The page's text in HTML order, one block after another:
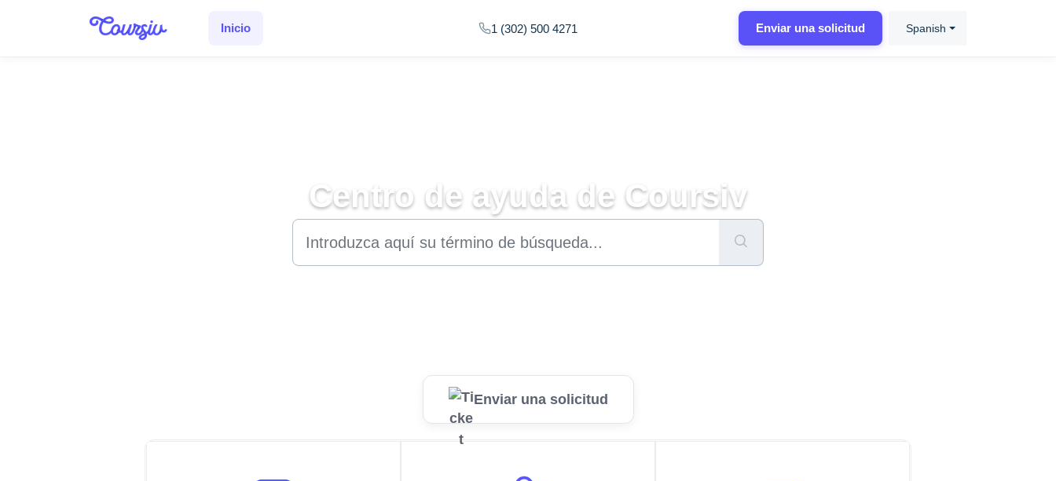
Inicio
Enviar una solicitud
1 (302) 500 4271 Spanish
Centro de ayuda de Coursiv
Enviar una solicitud